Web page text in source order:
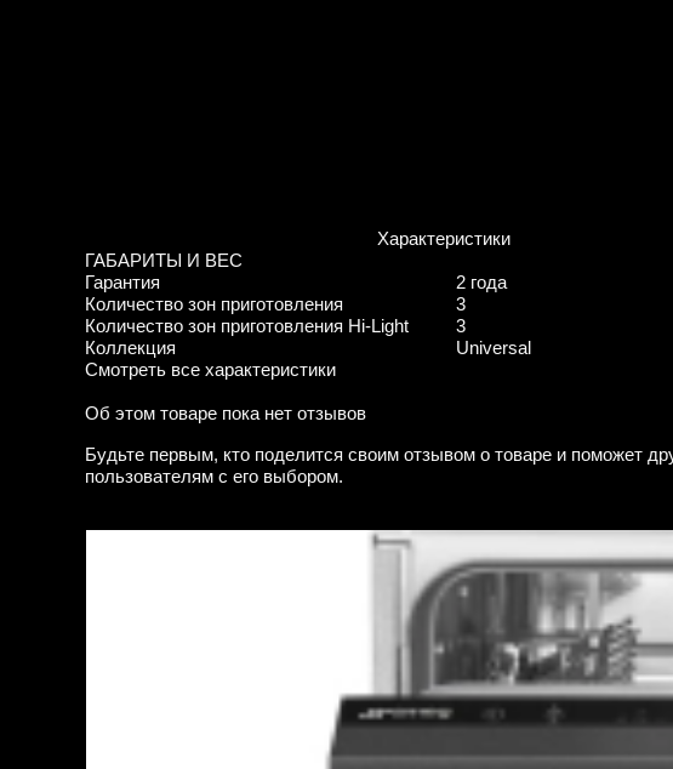
Характеристики
ГАБАРИТЫ И ВЕС
Гарантия
2 года
Количество зон приготовления
3
Количество зон приготовления Hi-Light
3
Коллекция
Universal
Смотреть все характеристики
Об этом товаре пока нет отзывов
Будьте первым, кто поделится своим отзывом о товаре и поможет
пользователям с его выбором.